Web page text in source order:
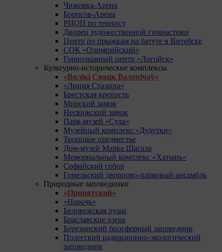
Чижовка-Арена
Борисов-Арена
РЦОП по теннису
Дворец художественной гимнастики
Центр по прыжкам на батуте в Витебске
СОК «Олимпийский»
Горнолыжный центр «Логойск»
Культурно-исторические комплексы
«Вялікі Свяцк Валовічаў»
«Линия Сталина»
Брестская крепость
Мирский замок
Несвижский замок
Парк-музей «Сула»
Музейный комплекс «Дудутки»
Троицкое предместье
Дом-музей Марка Шагала
Мемориальный комплекс «Хатынь»
Софийский собор
Гомельский дворцово-парковый ансамбль
Природные заповедники
«Припятский»
«Нарочь»
Беловежская пуща
Браславские озера
Березинский биосферный заповедник
Полесский радиационно-экологический
заповедник